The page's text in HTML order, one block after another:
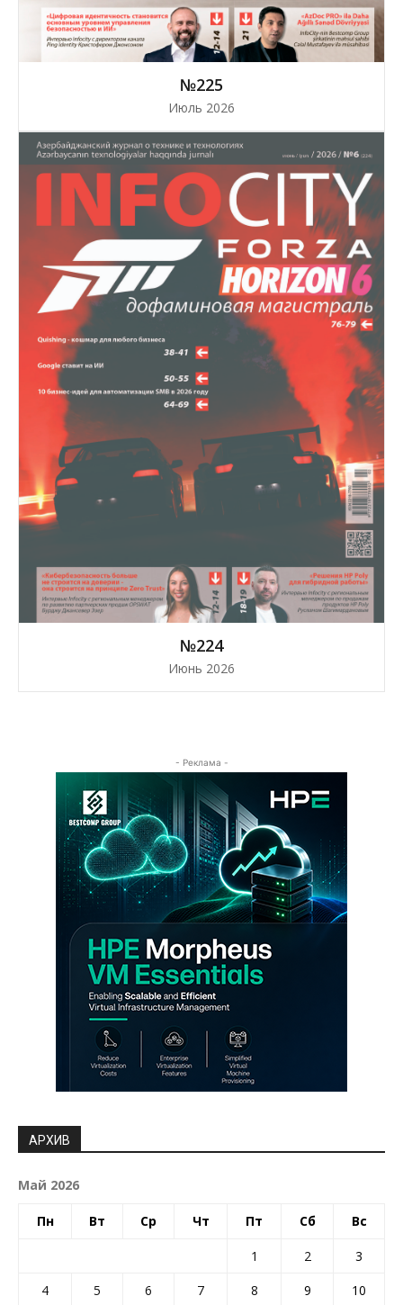
№225
Июль 2026
№224
Июнь 2026
- Реклама -
АРХИВ
Май 2026
Пн Вт Ср Чт Пт Сб Вс
1 2
3
4
5 6 7 8 9
10